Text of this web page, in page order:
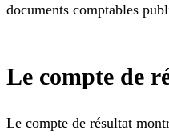
documents comptables
Le compte de
Le compte de résultat